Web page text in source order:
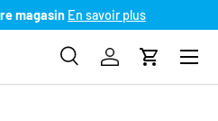
magasin En savoir plus
RechercheSe connecter
Panier
Menu